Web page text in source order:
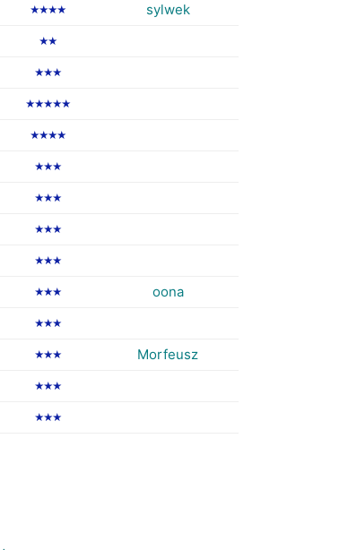
★★★★ sylwek
★★
★★★
★★★★★
★★★★
★★★
★★★
★★★
★★★
★★★ oona
★★★
★★★ Morfeusz
★★★
★★★